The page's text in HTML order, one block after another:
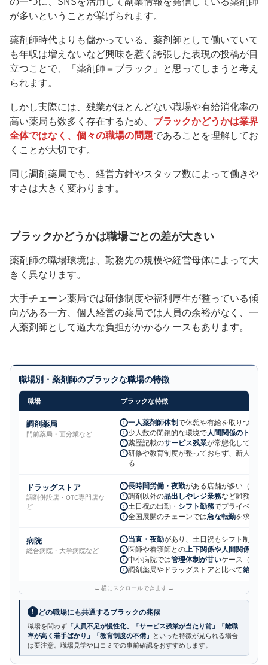
が多いということが挙げられます。
薬剤師時代よりも儲かっている、薬剤師として働いていて
も年収は増えないなど興味を惹く誇張した表現の投稿が目
立つことで、「薬剤師＝ブラック」と思ってしまうと考え
られます。
しかし実際には、残業がほとんどない職場や有給消化率の
高い薬局も数多く存在するため、 ブラックかどうかは業界
全体ではなく、個々の職場の問題であることを理解してお
くことが大切です。
同じ調剤薬局でも、経営方針やスタッフ数によって働きや
すさは大きく変わります。
ブラックかどうかは職場ごとの差が大きい
薬剤師の職場環境は、勤務先の規模や経営母体によって大
きく異なります。
大手チェーン薬局では研修制度や福利厚生が整っている傾
向がある一方、個人経営の薬局では人員の余裕がなく、一
人薬剤師として過大な負担がかかるケースもあります。
職場別・薬剤師のブラックな職場の特徴
職場 ブラックな特徴
調剤薬局
門前薬局・面分業など
! 一人薬剤師体制で休憩や有給を取りづらい
! 少人数の閉鎖的な環境で人間関係のトラブ
! 薬歴記載のサービス残業が常態化している
! 研修や教育制度が整っておらず、新人の
る
ドラッグストア
調剤併設店・OTC専門店な
ど
! 長時間労働・夜勤がある店舗が多い（24時
! 調剤以外の品出しやレジ業務など雑務の負
! 土日祝の出勤・ シフト勤務でプライベート
! 全国展開のチェーンでは急な転勤を求めら
病院
総合病院・大学病院など
! 当直・夜勤があり、土日祝もシフト制で出
! 医師や看護師との 上下関係や人間関係
! 中小病院では管理体制が甘いケース（書類
! 調剤薬局やドラッグストアと比べて給与水
! どの職場にも共通するブラックの兆候
職場を問わず 「人員不足が慢性化」「サービス残業が当たり前」「離職
率が高く若手ばかり」「教育制度の不備」 といった特徴が見られる場合
は要注意。職場見学や口コミでの事前確認をおすすめします。